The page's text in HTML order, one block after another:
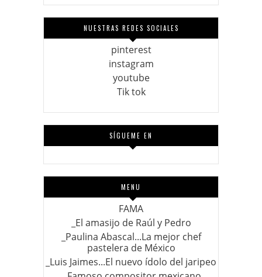
NUESTRAS REDES SOCIALES
pinterest
instagram
youtube
Tik tok
SÍGUEME EN
MENU
FAMA
_El amasijo de Raúl y Pedro
_Paulina Abascal...La mejor chef
pastelera de México
_Luis Jaimes...El nuevo ídolo del jaripeo